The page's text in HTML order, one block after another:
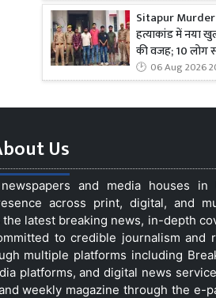
Sitapur Murder
हत्याकांड में नया
की वजह; 10 लोग
06 Aug 2026
Us
and media houses in
across print, digital, and
latest breaking news, in-depth
to credible journalism and
multiple platforms including
platforms, and digital news
weekly magazine through the e-